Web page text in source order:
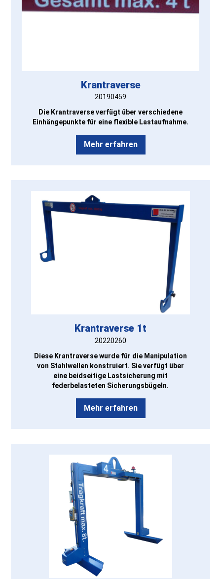
Krantraverse
20190459
Die Krantraverse verfügt über verschiedene
Einhängepunkte für eine flexible Lastaufnahme.
Mehr erfahren
Krantraverse 1t
20220260
Diese Krantraverse wurde für die Manipulation
von Stahlwellen konstruiert. Sie verfügt über
eine beidseitige Lastsicherung mit
federbelasteten Sicherungsbügeln.
Mehr erfahren